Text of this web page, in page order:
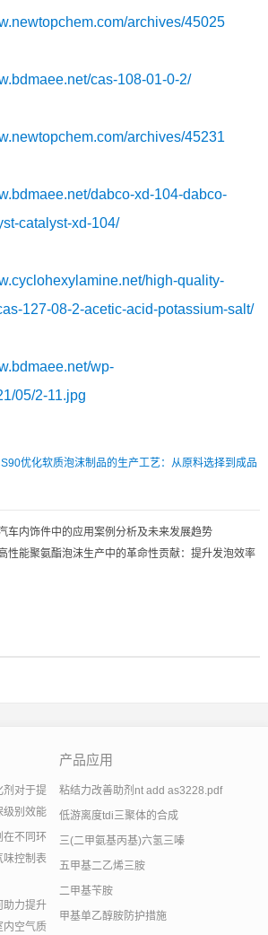
archives/45025
cas-108-01-0-2/
archives/45231
dabco-xd-104-dabco-
catalyst-xd-104/
high-quality-
127-08-2-acetic-acid-potassium-salt/
wp-
05/2-11.jpg
优化软质泡沫制品的生产工艺：从原料选择到成品
车内饰件中的应用案例分析及未来发展趋势
性能聚氨酯泡沫生产中的革命性贡献：提升发泡效率
剂对于提
级别效能
在不同环
味控制表
助力提升
内空气质
产品应用
粘结力改善助剂nt add as3228.pdf
低游离度tdi三聚体的合成
三(二甲氨基丙基)六氢三嗪
五甲基二乙烯三胺
二甲基苄胺
甲基单乙醇胺防护措施